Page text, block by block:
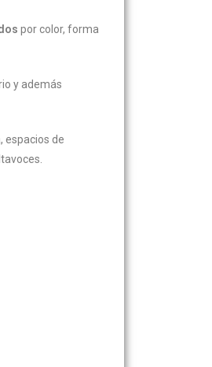
por color, forma
y además
espacios de